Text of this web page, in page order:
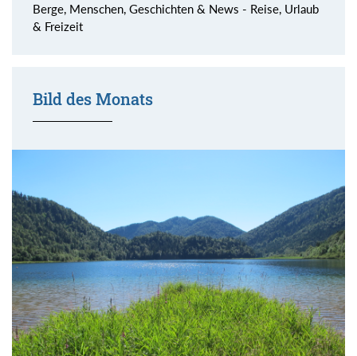
Berge, Menschen, Geschichten & News - Reise, Urlaub
& Freizeit
Bild des Monats